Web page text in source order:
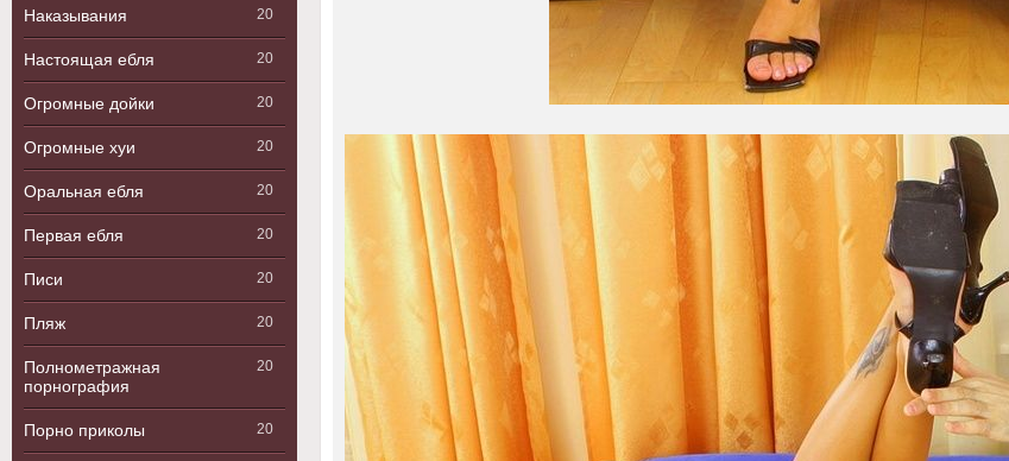
Наказывания 20
Настоящая ебля 20
Огромные дойки 20
Огромные хуи 20
Оральная ебля 20
Первая ебля 20
Писи 20
Пляж 20
Полнометражная
порнография
20
Порно приколы 20